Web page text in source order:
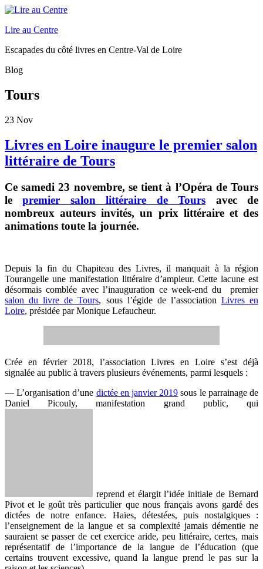
Lire au Centre
Escapades du côté livres en Centre-Val de Loire
Blog
Tours
23 Nov
Livres en Loire inaugure le premier salon
littéraire de Tours
Ce samedi 23 novembre, se tient à l’Opéra de Tours
lepremier salon littéraire de Tours
avec de
nombreux auteurs invités, un prix littéraire et des
animations toute la journée.
Depuis la fin du Chapiteau des Livres, il manquait à la région
Tourangelle une manifestation littéraire d’ampleur. Cette lacune est
désormais comblée avec l’inauguration ce week-end du premier
salon du livre de Tours, sous l’égide de l’association Livres en
Loire, présidée par Monique Lefaucheur.
Crée en février 2018, l’association Livres en Loire s’est déjà
signalée au public à travers plusieurs événements, parmi lesquels :
— L’organisation d’une dictée en janvier 2019 sous le parrainage de
Daniel Picouly, manifestation grand public, qui
reprend et élargit l’idée initiale de Bernard
Pivot et le goût très particulier que nous français avons gardé des
dictées de notre enfance. Haïes, détestées, puis nostalgiques :
l’enseignement de la langue et sa complexité jamais démentie ne
sauraient se passer de cet exercice aride, peu littéraire, certes, mais
représentatif de l’importance de la langue de l’éducation (que
certains trouvent excessive, quand la langue prend le pas sur la